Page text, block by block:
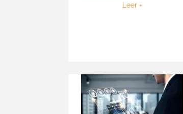
Leer +